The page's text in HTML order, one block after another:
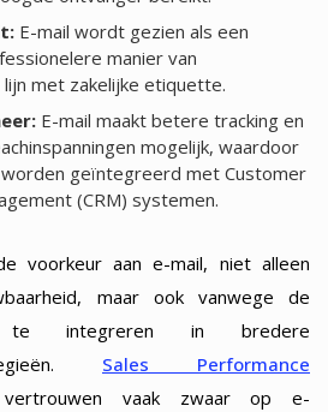
E-mail wordt gezien als een
manier van
lijn met zakelijke etiquette.
E-mail maakt betere tracking en
mogelijk, waardoor
geïntegreerd met Customer
(CRM) systemen.
voorkeur aan e-mail, niet alleen
maar ook vanwege de
te integreren in bredere
Sales Performance
vaak zwaar op e-